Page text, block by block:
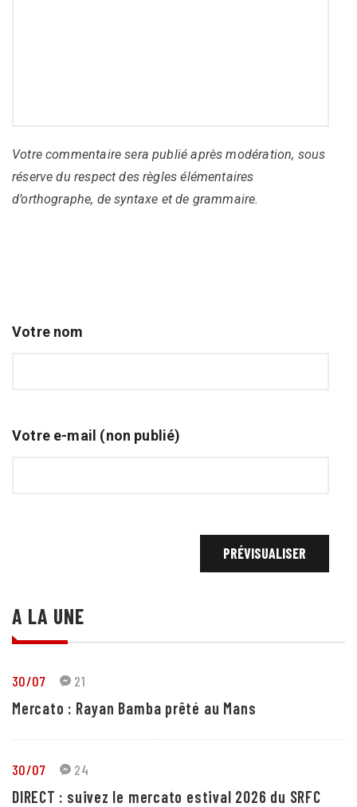
Votre commentaire sera publié après modération, sous
réserve du respect des règles élémentaires
d’orthographe, de syntaxe et de grammaire.
Votre nom
Votre e-mail (non publié)
A LA UNE
30/07 21
Mercato : Rayan Bamba prêté au Mans
30/07 24
DIRECT : suivez le mercato estival 2026 du SRFC